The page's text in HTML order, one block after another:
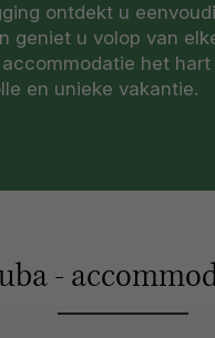
ontdekt u
geniet u volop van
het hart
en unieke vakantie.
-